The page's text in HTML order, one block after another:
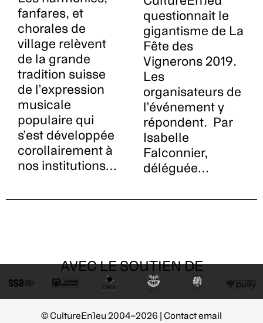
fanfares, et
chorales de
village relèvent
de la grande
tradition suisse
de l’expression
musicale
populaire qui
s’est développée
corollairement à
nos institutions…
questionnait le
gigantisme de La
Fête des
Vignerons 2019.
Les
organisateurs de
l’événement y
répondent. Par
Isabelle
Falconnier,
déléguée…
AVEC LE SOUTIEN DE
© CultureEnJeu 2004–2026 | Contact email